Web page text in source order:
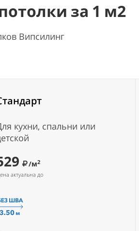
за 1 м2
Випсилинг
кухни, спальни или
/м2
актуальна до